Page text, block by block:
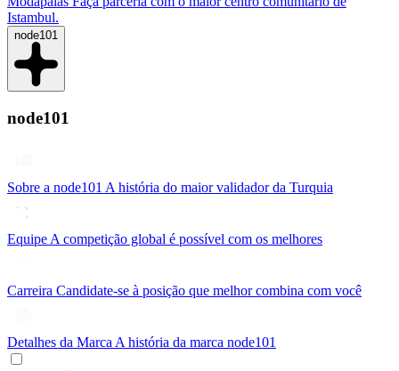
Istambul.
node101
node101
Sobre a node101 A história do maior validador da Turquia
Equipe A competição global é possível com os melhores
Carreira Candidate-se à posição que melhor combina com você
Detalhes da Marca A história da marca node101